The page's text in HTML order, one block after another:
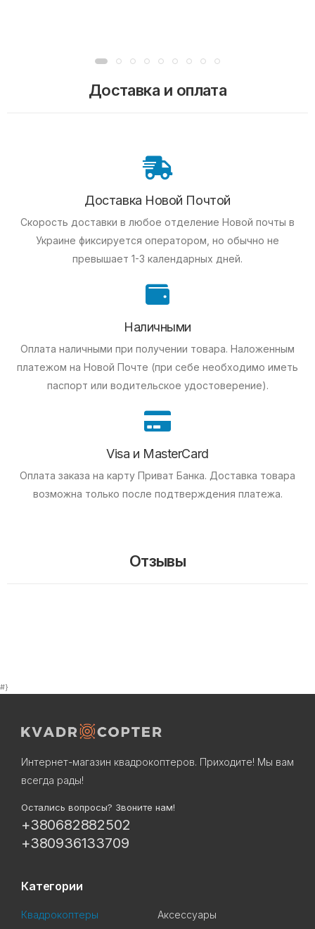
Доставка и оплата
Доставка Новой Почтой
Скорость доставки в любое отделение Новой почты в
Украине фиксируется оператором, но обычно не
превышает 1-3 календарных дней.
Наличными
Оплата наличными при получении товара. Наложенным
платежом на Новой Почте (при себе необходимо иметь
паспорт или водительское удостоверение).
Visa и MasterCard
Оплата заказа на карту Приват Банка. Доставка товара
возможна только после подтверждения платежа.
Отзывы
#}
Интернет-магазин квадрокоптеров. Приходите! Мы вам
всегда рады!
Остались вопросы? Звоните нам!
+380682882502
+380936133709
Категории
Квадрокоптеры
Аксессуары